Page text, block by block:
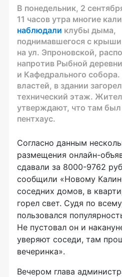
В понедельник, 2
11 часов утра многие
наблюдали клубы дыма,
поднимавшегося с
на ул. Эпроновской,
напротив Рыбной деревни
и Кафедрального
властей, в здании
технический этаж.
утверждают, что там
пентхаус.
Согласно данным
размещения онлайн-
сдавали за 8000-9762
сообщили «Новому
соседних домов, в
горел свет. Судя по
пользовался
Не пустовал он и
уверяют соседи, там
вечеринка».
Вечером глава